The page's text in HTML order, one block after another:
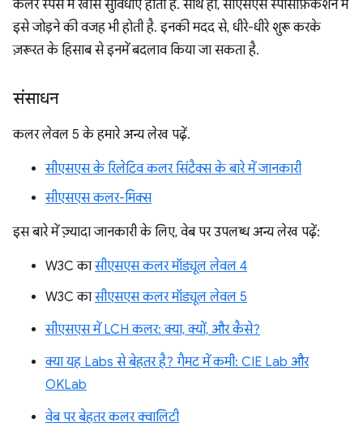
कलर स्पेस में खास सुविधाएं होती हैं. साथ ही, सीएसएस स्पेसिफ़िकेशन में
इसे जोड़ने की वजह भी होती है. इनकी मदद से, धीरे-धीरे शुरू करके
ज़रूरत के हिसाब से इनमें बदलाव किया जा सकता है.
संसाधन
कलर लेवल 5 के हमारे अन्य लेख पढ़ें.
सीएसएस के रिलेटिव कलर सिंटैक्स के बारे में जानकारी
सीएसएस कलर-मिक्स
इस बारे में ज़्यादा जानकारी के लिए, वेब पर उपलब्ध अन्य लेख पढ़ें:
W3C कासीएसएस कलर मॉड्यूल लेवल 4
W3C कासीएसएस कलर मॉड्यूल लेवल 5
सीएसएस में LCH कलर: क्या, क्यों, और कैसे?
क्या यह Labs से बेहतर है? गैमट में कमी: CIE Lab और
OKLab
वेब पर बेहतर कलर क्वालिटी